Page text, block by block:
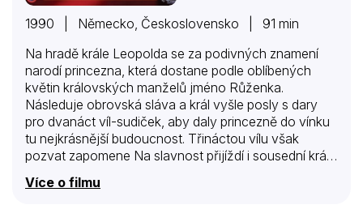
1990 | Německo, Československo | 91 min
Na hradě krále Leopolda se za podivných znamení
narodí princezna, která dostane podle oblíbených
květin královských manželů jméno Růženka.
Následuje obrovská sláva a král vyšle posly s dary
pro dvanáct víl-sudiček, aby daly princezně do vínku
tu nejkrásnější budoucnost. Třináctou vílu však
pozvat zapomene Na slavnost přijíždí i sousední král
narozenou princeznou zasnoubit. Víly přisuzují
Více o filmu